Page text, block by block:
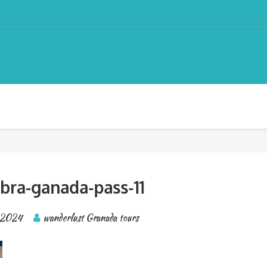
ganada-pass-11
wanderlust Granada tours